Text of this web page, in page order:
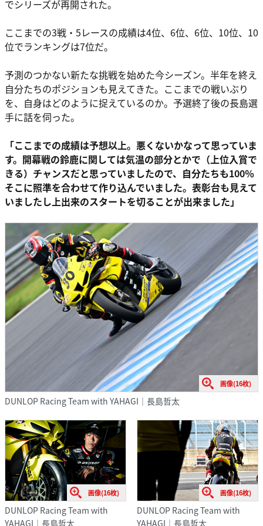
でシリーズが再開された。
ここまでの3戦・5レースの成績は4位、6位、6位、10位、10
位でランキングは7位だ。
予測のつかない新たな挑戦を始めた今シーズン。半年を終え
自分たちのポジションも見えてきた。ここまでの戦いぶり
を、自身はどのように捉えているのか。予選終了後の長島選
手に話を伺った。
「ここまでの成績は予想以上。悪くないかなって思っていま
す。開幕戦の鈴鹿に関しては気温の部分とかで（上位入賞で
きる）チャンスだと思っていましたので、自分たちも100％
そこに照準を合わせて作り込んでいました。表彰台も見えて
いましたし上出来のスタートを切ることが出来ました」
画像(16枚)
DUNLOP Racing Team with YAHAGI｜長島哲太
画像(16枚)
DUNLOP Racing Team with
YAHAGI｜長島哲太
画像(16枚)
DUNLOP Racing Team with
YAHAGI｜長島哲太